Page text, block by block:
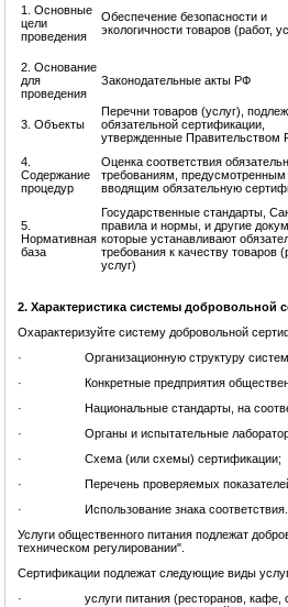
1. Основные
цели
проведения
Обеспечение безопасности и
экологичности товаров (работ,
2. Основание
для
проведения
Законодательные акты РФ
3. Объекты
Перечни товаров (услуг),
обязательной сертификации,
утвержденные Правительством
4.
Содержание
процедур
Оценка соответствия
требованиям, предусмотренным
вводящим обязательную
5.
Нормативная
база
Государственные стандарты,
правила и нормы, и другие
которые устанавливают
требования к качеству товаров
услуг)
2. Характеристика системы добровольной
Охарактеризуйте систему добровольной
· Организационную структуру системы
· Конкретные предприятия
· Национальные стандарты, на
· Органы и испытательные лаборатории
· Схема (или схемы) сертификации;
· Перечень проверяемых показателей
· Использование знака соответствия.
Услуги общественного питания подлежат
техническом регулировании".
Сертификации подлежат следующие виды
· услуги питания (ресторанов, кафе,